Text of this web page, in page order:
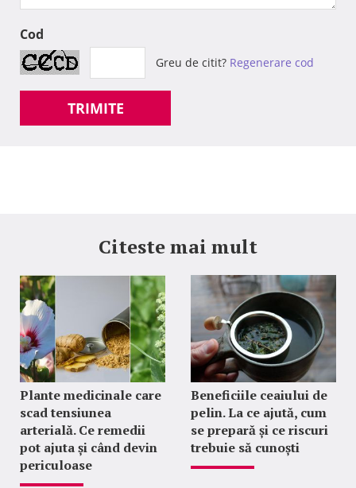
Cod
Greu de citit? Regenerare cod
TRIMITE
Citeste mai mult
Plante medicinale care
scad tensiunea
arterială. Ce remedii
pot ajuta și când devin
periculoase
Beneficiile ceaiului de
pelin. La ce ajută, cum
se prepară și ce riscuri
trebuie să cunoști